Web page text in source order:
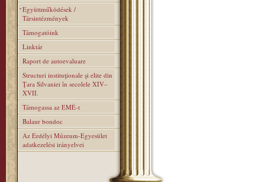
Együttműködések /
Társintézmények
Támogatóink
Linktár
Raport de autoevaluare
Structuri instituţionale şi elite din
Ţara Silvaniei în secolele XIV–
XVII.
Támogassa az EMÉ-t
Balaur bondoc
Az Erdélyi Múzeum-Egyesület
adatkezelési irányelvei